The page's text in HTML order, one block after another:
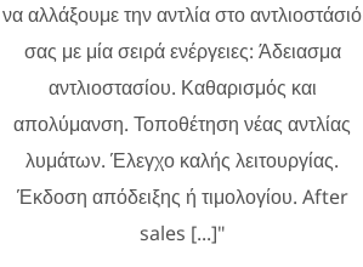
να αλλάξουμε την αντλία στο αντλιοστάσιό
σας με μία σειρά ενέργειες: Άδειασμα
αντλιοστασίου. Καθαρισμός και
απολύμανση. Τοποθέτηση νέας αντλίας
λυμάτων. Έλεγχο καλής λειτουργίας.
Έκδοση απόδειξης ή τιμολογίου. After
sales [...]"